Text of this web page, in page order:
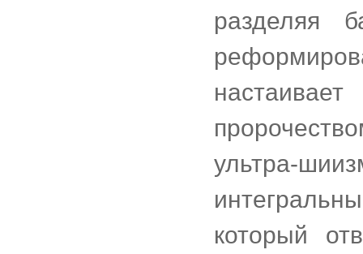
разделяя
ультра-
который